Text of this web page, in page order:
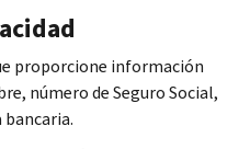
proporcione información
número de Seguro Social,